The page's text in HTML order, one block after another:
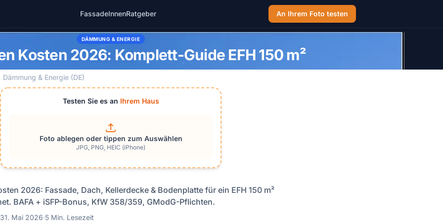
FassadeInnenRatgeber An Ihrem Foto testen
DÄMMUNG & ENERGIE
Kosten 2026: Komplett-Guide EFH 150 m²
Dämmung & Energie (DE)
Testen Sie es an Ihrem Haus
Foto ablegen oder tippen zum Auswählen
JPG, PNG, HEIC (iPhone)
2026: Fassade, Dach, Kellerdecke & Bodenplatte für ein EFH 150 m²
BAFA + iSFP-Bonus, KfW 358/359, GModG-Pflichten.
31. Mai 2026·5 Min. Lesezeit